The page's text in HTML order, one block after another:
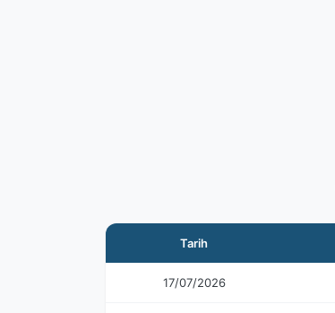
Tarih
17/07/2026